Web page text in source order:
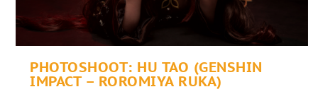
PHOTOSHOOT: HU TAO (GENSHIN
IMPACT – ROROMIYA RUKA)